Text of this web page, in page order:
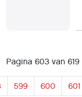
Pagina 603 van 619
599 600 601